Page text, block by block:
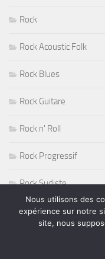
Rock
Rock Acoustic Folk
Rock Blues
Rock Guitare
Rock n' Roll
Rock Progressif
Rock Sudiste
Rockabilly
Nous utilisons des
expérience sur notre
site, nous